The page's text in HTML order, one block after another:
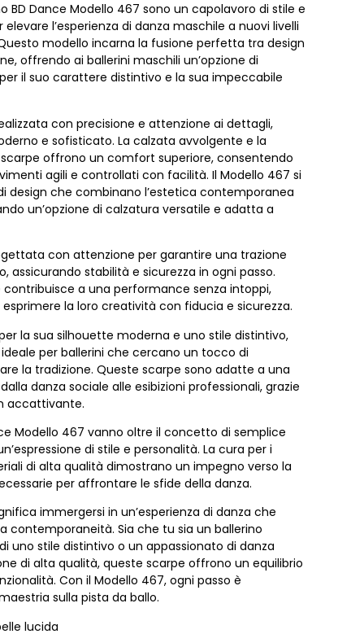
BD Dance Modello 467 sono un capolavoro di stile e
l’esperienza di danza maschile a nuovi livelli
modello incarna la fusione perfetta tra design
offrendo ai ballerini maschili un’opzione di
il suo carattere distintivo e la sua impeccabile
con precisione e attenzione ai dettagli,
e sofisticato. La calzata avvolgente e la
offrono un comfort superiore, consentendo
agili e controllati con facilità. Il Modello 467 si
design che combinano l’estetica contemporanea
un’opzione di calzatura versatile e adatta a
con attenzione per garantire una trazione
assicurando stabilità e sicurezza in ogni passo.
a una performance senza intoppi,
la loro creatività con fiducia e sicurezza.
la sua silhouette moderna e uno stile distintivo,
per ballerini che cercano un tocco di
la tradizione. Queste scarpe sono adatte a una
danza sociale alle esibizioni professionali, grazie
accattivante.
Modello 467 vanno oltre il concetto di semplice
di stile e personalità. La cura per i
di alta qualità dimostrano un impegno verso la
per affrontare le sfide della danza.
immergersi in un’esperienza di danza che
contemporaneità. Sia che tu sia un ballerino
uno stile distintivo o un appassionato di danza
di alta qualità, queste scarpe offrono un equilibrio
Con il Modello 467, ogni passo è
sulla pista da ballo.
lucida